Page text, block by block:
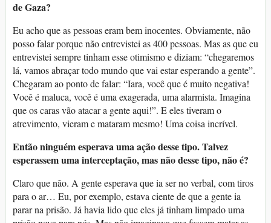
de Gaza?
Eu acho que as pessoas eram bem inocentes. Obviamente, não
posso falar porque não entrevistei as 400 pessoas. Mas as que eu
entrevistei sempre tinham esse otimismo e diziam: “chegaremos
lá, vamos abraçar todo mundo que vai estar esperando a gente”.
Chegaram ao ponto de falar: “Iara, você que é muito negativa!
Você é maluca, você é uma exagerada, uma alarmista. Imagina
que os caras vão atacar a gente aqui!”. E eles tiveram o
atrevimento, vieram e mataram mesmo! Uma coisa incrível.
Então ninguém esperava uma ação desse tipo. Talvez
esperassem uma interceptação, mas não desse tipo, não é?
Claro que não. A gente esperava que ia ser no verbal, com tiros
para o ar… Eu, por exemplo, estava ciente de que a gente ia
parar na prisão. Já havia lido que eles já tinham limpado uma